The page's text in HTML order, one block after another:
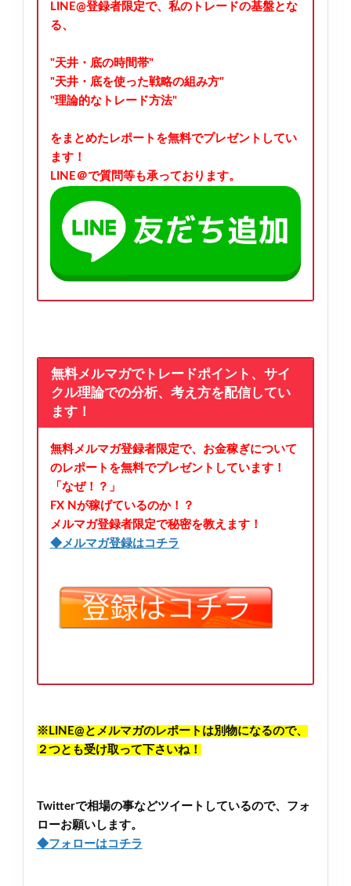
LINE@登録者限定で、私のトレードの基盤とな
る、
"天井・底の時間帯"
"天井・底を使った戦略の組み方"
"理論的なトレード方法"
をまとめたレポートを無料でプレゼントしてい
ます！
LINE＠で質問等も承っております。
無料メルマガでトレードポイント、サイ
クル理論での分析、考え方を配信してい
ます！
無料メルマガ登録者限定で、お金稼ぎについて
のレポートを無料でプレゼントしています！
「なぜ！？」
FX Nが稼げているのか！？
メルマガ登録者限定で秘密を教えます！
◆メルマガ登録はコチラ
※LINE@とメルマガのレポートは別物になるので、
２つとも受け取って下さいね！
Twitterで相場の事などツイートしているので、フォ
ローお願いします。
◆フォローはコチラ